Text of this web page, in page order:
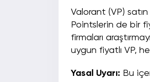
Valorant (VP) satın
Pointslerin de bir
firmaları
uygun fiyatlı VP,
Yasal Uyarı: Bu